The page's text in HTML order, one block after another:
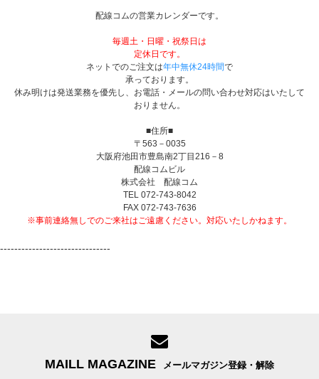
配線コムの営業カレンダーです。
毎週土・日曜・祝祭日は
定休日です。
ネットでのご注文は年中無休24時間で
承っております。
休み明けは発送業務を優先し、お電話・メールの問い合わせ対応はいたして
おりません。
■住所■
〒563－0035
大阪府池田市豊島南2丁目216－8
配線コムビル
株式会社 配線コム
TEL 072-743-8042
FAX 072-743-7636
※事前連絡無しでのご来社はご遠慮ください。対応いたしかねます。
-------------------------------
MAILL MAGAZINE メールマガジン登録・解除